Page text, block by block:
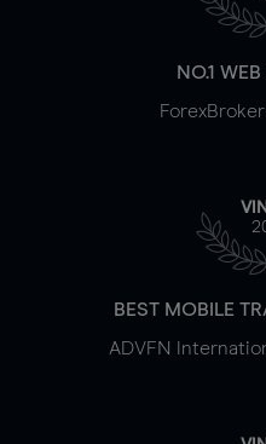
NO.1
BEST MOBILE
ADVFN